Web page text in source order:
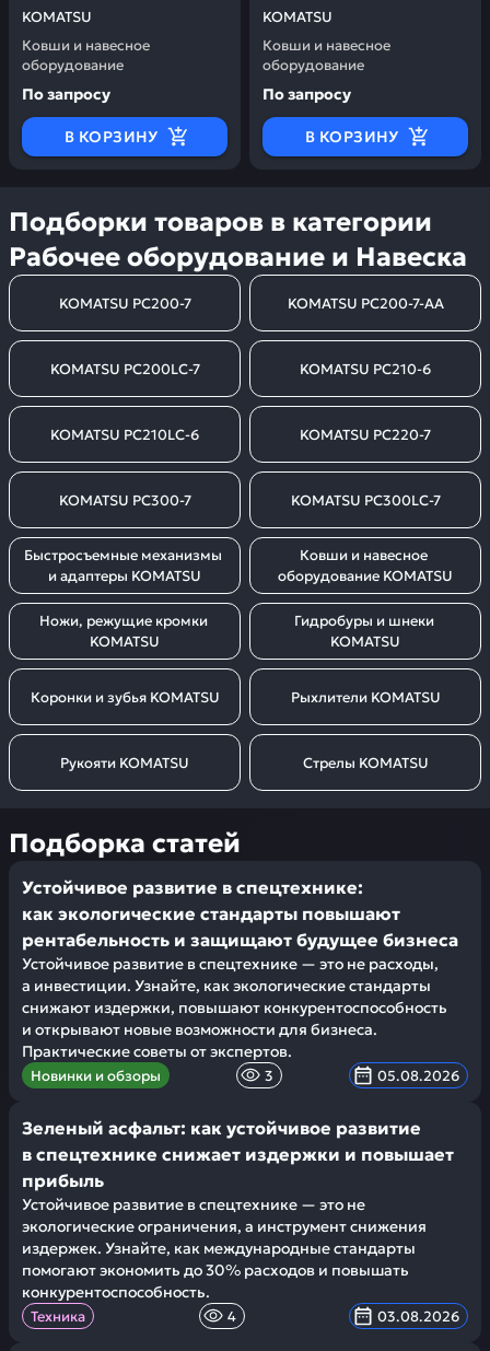
KOMATSU
Ковши и навесное
оборудование
По запросу
В КОРЗИНУ
KOMATSU
Ковши и навесное
оборудование
По запросу
В КОРЗИНУ
Подборки товаров в категории
Рабочее оборудование и Навеска
KOMATSU PC200-7 KOMATSU PC200-7-AA
KOMATSU PC200LC-7 KOMATSU PC210-6
KOMATSU PC210LC-6 KOMATSU PC220-7
KOMATSU PC300-7 KOMATSU PC300LC-7
Быстросъемные механизмы
и адаптеры KOMATSU
Ковши и навесное
оборудование KOMATSU
Ножи, режущие кромки
KOMATSU
Гидробуры и шнеки
KOMATSU
Коронки и зубья KOMATSU Рыхлители KOMATSU
Рукояти KOMATSU Стрелы KOMATSU
Подборка статей
Устойчивое развитие в спецтехнике:
как экологические стандарты повышают
рентабельность и защищают будущее бизнеса
Устойчивое развитие в спецтехнике — это не расходы,
а инвестиции. Узнайте, как экологические стандарты
снижают издержки, повышают конкурентоспособность
и открывают новые возможности для бизнеса.
Практические советы от экспертов.
Новинки и обзоры 3 05.08.2026
Зеленый асфальт: как устойчивое развитие
в спецтехнике снижает издержки и повышает
прибыль
Устойчивое развитие в спецтехнике — это не
экологические ограничения, а инструмент снижения
издержек. Узнайте, как международные стандарты
помогают экономить до 30% расходов и повышать
конкурентоспособность.
Техника 4 03.08.2026